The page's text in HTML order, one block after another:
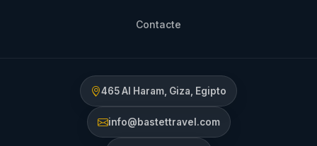
Contacte
465 Al Haram, Giza, Egipto
info@bastettravel.com